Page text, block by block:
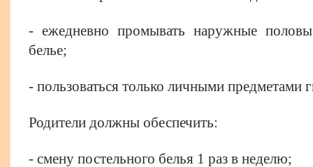
- ежедневно промывать наружные
белье;
- пользоваться только личными предметами
Родители должны обеспечить:
- смену постельного белья 1 раз в неделю;